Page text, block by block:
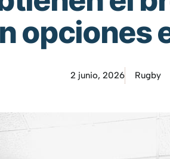
opciones
2 junio, 2026 Rugby